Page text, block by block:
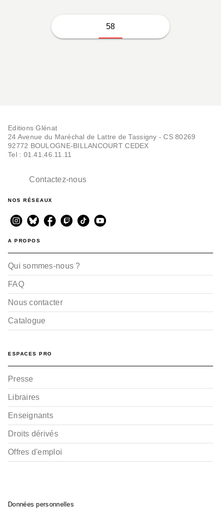
58
Editions Glénat
24 Avenue du Maréchal de Lattre de Tassigny - CS 80269
92772 BOULOGNE-BILLANCOURT CEDEX
Tel : 01.41.46.11.11
Contactez-nous
NOS RÉSEAUX
A PROPOS
Qui sommes-nous ?
FAQ
Nous contacter
Catalogue
ESPACES PRO
Presse
Libraires
Enseignants
Droits dérivés
Offres d'emploi
Données personnelles